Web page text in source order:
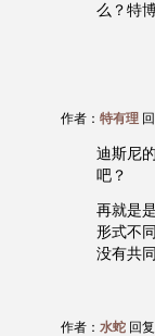
么？特
作者： 特有理
迪斯尼
吧？
再就是
形式不
没有共
作者： 水蛇 回复